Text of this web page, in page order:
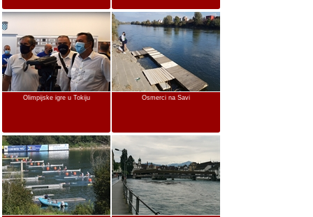
Olimpijske igre u Tokiju Osmerci na Savi